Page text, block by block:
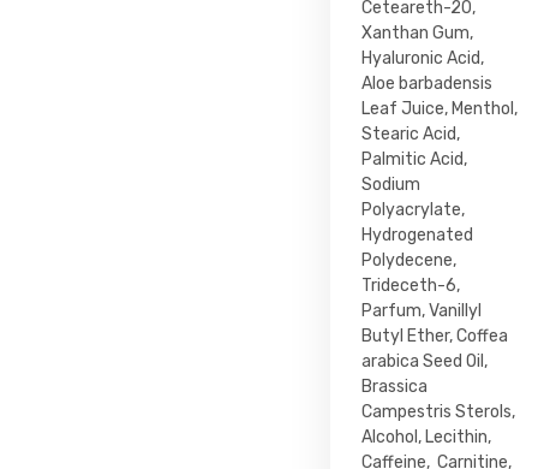
Ceteareth-20,
Xanthan Gum,
Hyaluronic Acid,
Aloe barbadensis
Leaf Juice, Menthol,
Stearic Acid,
Palmitic Acid,
Sodium
Polyacrylate,
Hydrogenated
Polydecene,
Trideceth-6,
Parfum, Vanillyl
Butyl Ether, Coffea
arabica Seed Oil,
Brassica
Campestris Sterols,
Alcohol, Lecithin,
Caffeine, Carnitine,